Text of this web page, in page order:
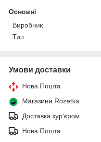
Основні
Виробник
Тип
Умови доставки
Нова Пошта
Магазини Rozetka
Доставка кур'єром
Нова Пошта